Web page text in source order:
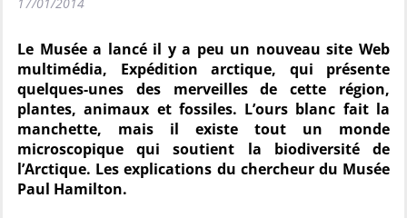
Le Musée a lancé il y a peu un nouveau site Web
multimédia, Expédition arctique, qui présente
quelques-unes des merveilles de cette région,
plantes, animaux et fossiles. L’ours blanc fait la
manchette, mais il existe tout un monde
microscopique qui soutient la biodiversité de
l’Arctique. Les explications du chercheur du Musée
Paul Hamilton.